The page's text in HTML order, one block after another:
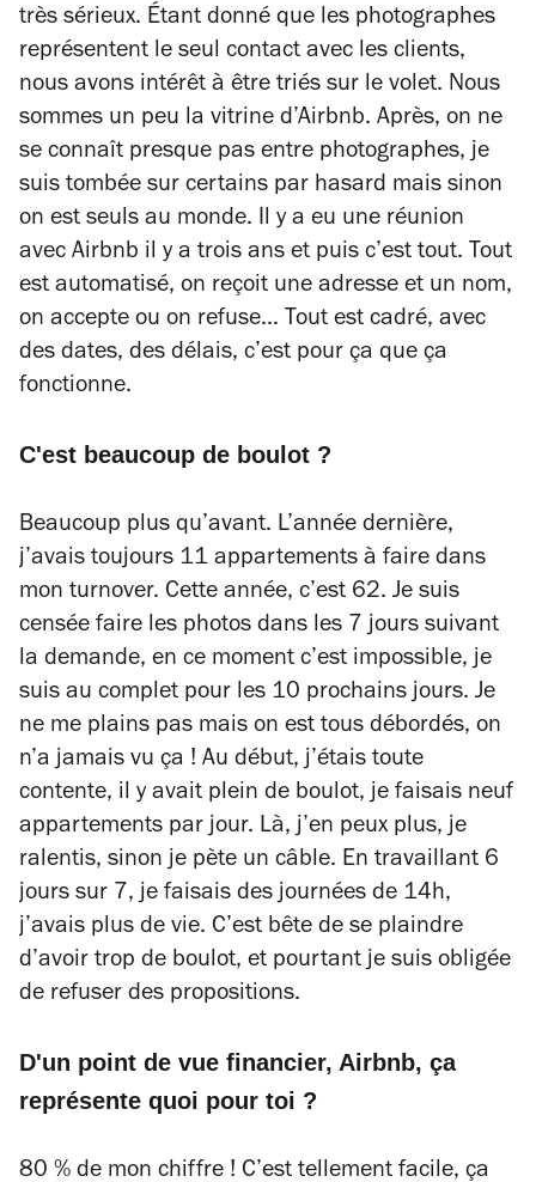
très sérieux. Étant donné que les photographes
représentent le seul contact avec les clients,
nous avons intérêt à être triés sur le volet. Nous
sommes un peu la vitrine d’Airbnb. Après, on ne
se connaît presque pas entre photographes, je
suis tombée sur certains par hasard mais sinon
on est seuls au monde. Il y a eu une réunion
avec Airbnb il y a trois ans et puis c’est tout. Tout
est automatisé, on reçoit une adresse et un nom,
on accepte ou on refuse… Tout est cadré, avec
des dates, des délais, c’est pour ça que ça
fonctionne.
C'est beaucoup de boulot ?
Beaucoup plus qu’avant. L’année dernière,
j’avais toujours 11 appartements à faire dans
mon turnover. Cette année, c’est 62. Je suis
censée faire les photos dans les 7 jours suivant
la demande, en ce moment c’est impossible, je
suis au complet pour les 10 prochains jours. Je
ne me plains pas mais on est tous débordés, on
n’a jamais vu ça ! Au début, j’étais toute
contente, il y avait plein de boulot, je faisais neuf
appartements par jour. Là, j’en peux plus, je
ralentis, sinon je pète un câble. En travaillant 6
jours sur 7, je faisais des journées de 14h,
j’avais plus de vie. C’est bête de se plaindre
d’avoir trop de boulot, et pourtant je suis obligée
de refuser des propositions.
D'un point de vue financier, Airbnb, ça
représente quoi pour toi ?
80 % de mon chiffre ! C’est tellement facile, ça